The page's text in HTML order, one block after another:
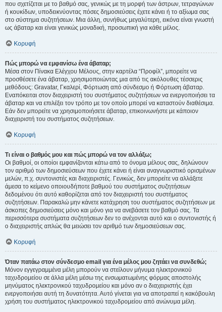
που σχετίζεται με το βαθμό σας, γενικώς με τη μορφή των άστρων, τετραγώνων
ή κουκίδων, υποδεικνύοντας πόσες δημοσιεύσεις έχετε κάνει ή το αξίωμα σας
στο σύστημα συζητήσεων. Μια άλλη, συνήθως μεγαλύτερη, εικόνα είναι γνωστή
ως άβαταρ και είναι γενικώς μοναδική, προσωπική για κάθε μέλος.
Κορυφή
Πώς μπορώ να εμφανίσω ένα άβαταρ;
Μέσα στον Πίνακα Ελέγχου Μέλους, στην καρτέλα “Προφίλ”, μπορείτε να
προσθέσετε ένα άβαταρ, χρησιμοποιώντας μια από τις ακόλουθες τέσσερις
μεθόδους: Gravatar, Γκαλερί, Φόρτωση από σύνδεσμο ή Φόρτωση άβαταρ.
Εναπόκειται στον διαχειριστή του συστήματος συζητήσεων να ενεργοποιήσει τα
άβαταρ και να επιλέξει τον τρόπο με τον οποίο μπορεί να καταστούν διαθέσιμα.
Εάν δεν μπορείτε να χρησιμοποιήσετε άβαταρ, επικοινωνήστε με κάποιον
διαχειριστή του συστήματος συζητήσεων.
Κορυφή
Τι είναι ο βαθμός μου και πώς μπορώ να τον αλλάξω;
Οι βαθμοί, οι οποίοι εμφανίζονται κάτω από το όνομα μέλους σας, δηλώνουν
τον αριθμό των δημοσιεύσεων που έχετε κάνει ή είναι αναγνωριστικό ορισμένων
μελών, π.χ. συντονιστές και διαχειριστές. Γενικώς, δεν μπορείτε να αλλάξετε
άμεσα το κείμενο οποιουδήποτε βαθμού του συστήματος συζητήσεων
δεδομένου ότι αυτό καθορίζεται από τον διαχειριστή του συστήματος
συζητήσεων. Παρακαλώ μην κάνετε κατάχρηση του συστήματος συζητήσεων με
άσκοπες δημοσιεύσεις μόνο και μόνο για να ανεβάσετε τον βαθμό σας. Τα
περισσότερα συστήματα συζητήσεων δεν το ανέχονται αυτό και ο συντονιστής ή
ο διαχειριστής απλώς θα μειώσει τον αριθμό των δημοσιεύσεων σας.
Κορυφή
Όταν πατάω στον σύνδεσμο email για ένα μέλος μου ζητάει να συνδεθώ;
Μόνον εγγεγραμμένα μέλη μπορούν να στείλουν μήνυμα ηλεκτρονικού
ταχυδρομείου σε άλλα μέλη μέσω της ενσωματωμένης φόρμας αποστολής
μηνύματος ηλεκτρονικού ταχυδρομείου και μόνο αν ο διαχειριστής έχει
ενεργοποιήσει αυτή τη δυνατότητα. Αυτό γίνεται για να αποτραπεί η κακόβουλη
χρήση του συστήματος ηλεκτρονικού ταχυδρομείου από ανώνυμα μέλη.